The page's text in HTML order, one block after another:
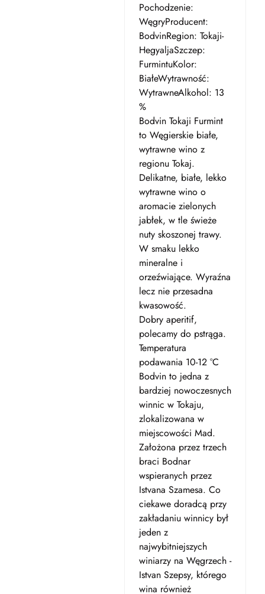
Pochodzenie:
WęgryProducent:
BodvinRegion: Tokaji-
HegyaljaSzczep:
FurmintuKolor:
BiałeWytrawność:
WytrawneAlkohol: 13
%
Bodvin Tokaji Furmint
to Węgierskie białe,
wytrawne wino z
regionu Tokaj.
Delikatne, białe, lekko
wytrawne wino o
aromacie zielonych
jabłek, w tle świeże
nuty skoszonej trawy.
W smaku lekko
mineralne i
orzeźwiające. Wyraźna
lecz nie przesadna
kwasowość.
Dobry aperitif,
polecamy do pstrąga.
Temperatura
podawania 10-12 °C
Bodvin to jedna z
bardziej nowoczesnych
winnic w Tokaju,
zlokalizowana w
miejscowości Mad.
Założona przez trzech
braci Bodnar
wspieranych przez
Istvana Szamesa. Co
ciekawe doradcą przy
zakładaniu winnicy był
jeden z
najwybitniejszych
winiarzy na Węgrzech -
Istvan Szepsy, którego
wina również